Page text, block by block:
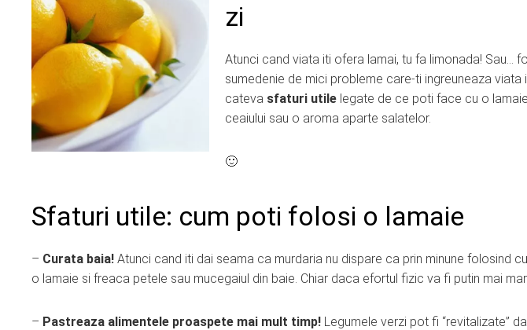
zi
Atunci cand viata iti ofera lamai, tu fa limonada! Sau…
sumedenie de mici probleme care-ti ingreuneaza
cateva sfaturi utile legate de ce poti face cu o
ceaiului sau o aroma aparte salatelor.
🙂
Sfaturi utile: cum poti folosi o lamaie
– Curata baia! Atunci cand iti dai seama ca murdaria nu dispare ca prin minune folosind
o lamaie si freaca petele sau mucegaiul din baie. Chiar daca efortul fizic va fi putin mai
– Pastreaza alimentele proaspete mai mult timp! Legumele verzi pot fi “revitalizate”